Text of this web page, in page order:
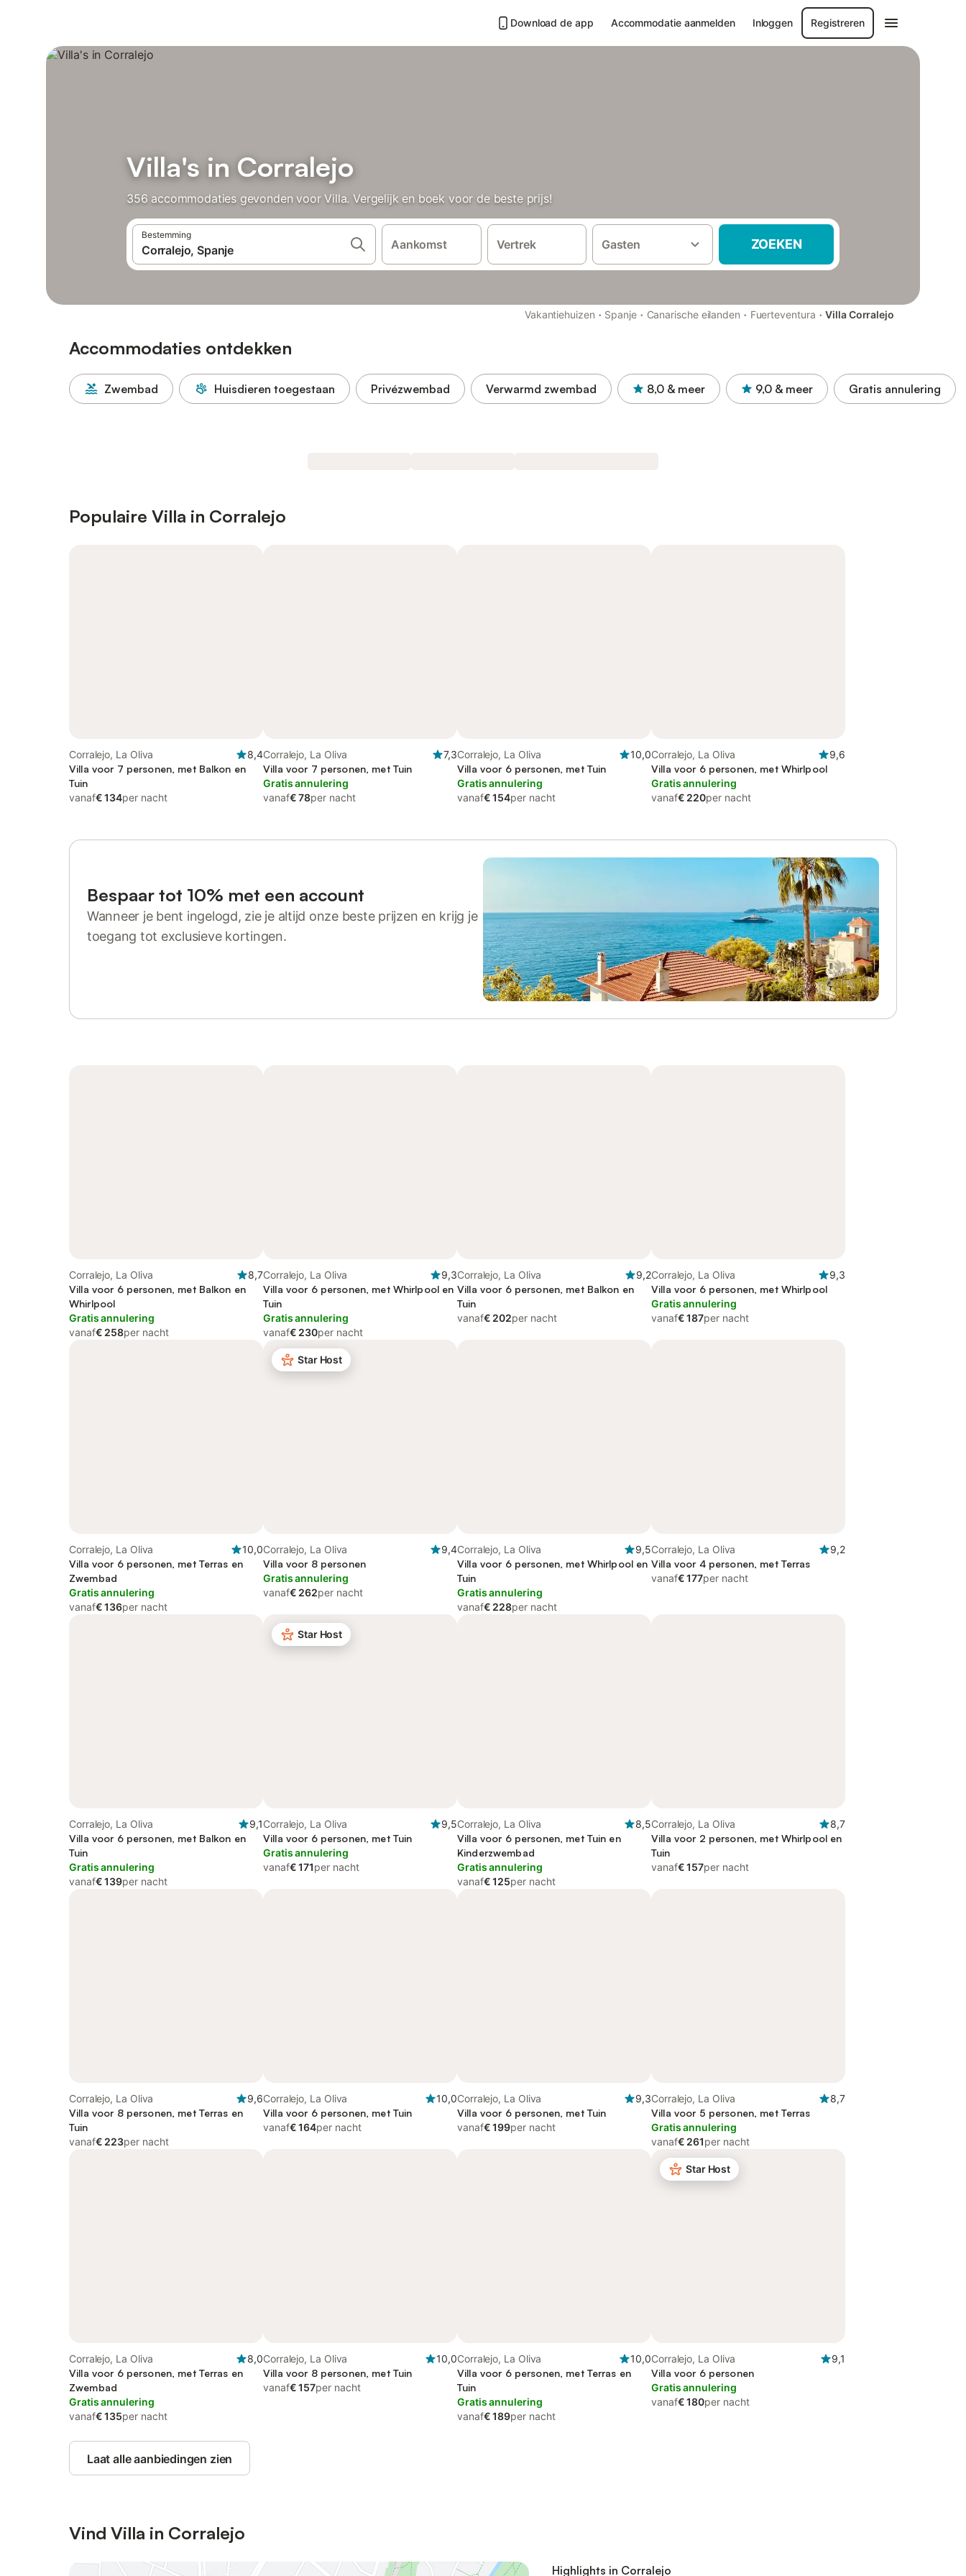
Download de app Accommodatie aanmelden Inloggen Registreren
Villa's in Corralejo
356 accommodaties gevonden voor Villa. Vergelijk en boek voor de beste prijs!
Bestemming
Aankomst Vertrek Gasten ZOEKEN
Vakantiehuizen · Spanje · Canarische eilanden · Fuerteventura · Villa Corralejo
Accommodaties ontdekken
Zwembad Huisdieren toegestaan Privézwembad Verwarmd zwembad 8,0 & meer 9,0 & meer Gratis annulering
Populaire Villa in Corralejo
Corralejo, La Oliva
8,4
Villa voor 7 personen, met Balkon en
Tuin
vanaf€ 134per nacht
Corralejo, La Oliva
7,3
Villa voor 7 personen, met Tuin
Gratis annulering
vanaf€ 78per nacht
Corralejo, La Oliva
10,0
Villa voor 6 personen, met Tuin
Gratis annulering
vanaf€ 154per nacht
Corralejo, La Oliva
9,6
Villa voor 6 personen, met Whirlpool
Gratis annulering
vanaf€ 220per nacht
Bespaar tot 10% met een account
Wanneer je bent ingelogd, zie je altijd onze beste prijzen en krijg je
toegang tot exclusieve kortingen.
Corralejo, La Oliva
8,7
Villa voor 6 personen, met Balkon en
Whirlpool
Gratis annulering
vanaf€ 258per nacht
Corralejo, La Oliva
9,3
Villa voor 6 personen, met Whirlpool en
Tuin
Gratis annulering
vanaf€ 230per nacht
Corralejo, La Oliva
9,2
Villa voor 6 personen, met Balkon en
Tuin
vanaf€ 202per nacht
Corralejo, La Oliva
9,3
Villa voor 6 personen, met Whirlpool
Gratis annulering
vanaf€ 187per nacht
Corralejo, La Oliva
10,0
Villa voor 6 personen, met Terras en
Zwembad
Gratis annulering
vanaf€ 136per nacht
Star Host
Corralejo, La Oliva
9,4
Villa voor 8 personen
Gratis annulering
vanaf€ 262per nacht
Corralejo, La Oliva
9,5
Villa voor 6 personen, met Whirlpool en
Tuin
Gratis annulering
vanaf€ 228per nacht
Corralejo, La Oliva
9,2
Villa voor 4 personen, met Terras
vanaf€ 177per nacht
Corralejo, La Oliva
9,1
Villa voor 6 personen, met Balkon en
Tuin
Gratis annulering
vanaf€ 139per nacht
Star Host
Corralejo, La Oliva
9,5
Villa voor 6 personen, met Tuin
Gratis annulering
vanaf€ 171per nacht
Corralejo, La Oliva
8,5
Villa voor 6 personen, met Tuin en
Kinderzwembad
Gratis annulering
vanaf€ 125per nacht
Corralejo, La Oliva
8,7
Villa voor 2 personen, met Whirlpool en
Tuin
vanaf€ 157per nacht
Corralejo, La Oliva
9,6
Villa voor 8 personen, met Terras en
Tuin
vanaf€ 223per nacht
Corralejo, La Oliva
10,0
Villa voor 6 personen, met Tuin
vanaf€ 164per nacht
Corralejo, La Oliva
9,3
Villa voor 6 personen, met Tuin
vanaf€ 199per nacht
Corralejo, La Oliva
8,7
Villa voor 5 personen, met Terras
Gratis annulering
vanaf€ 261per nacht
Corralejo, La Oliva
8,0
Villa voor 6 personen, met Terras en
Zwembad
Gratis annulering
vanaf€ 135per nacht
Corralejo, La Oliva
10,0
Villa voor 8 personen, met Tuin
vanaf€ 157per nacht
Corralejo, La Oliva
10,0
Villa voor 6 personen, met Terras en
Tuin
Gratis annulering
vanaf€ 189per nacht
Star Host
Corralejo, La Oliva
9,1
Villa voor 6 personen
Gratis annulering
vanaf€ 180per nacht
Laat alle aanbiedingen zien
Vind Villa in Corralejo
Highlights in Corralejo